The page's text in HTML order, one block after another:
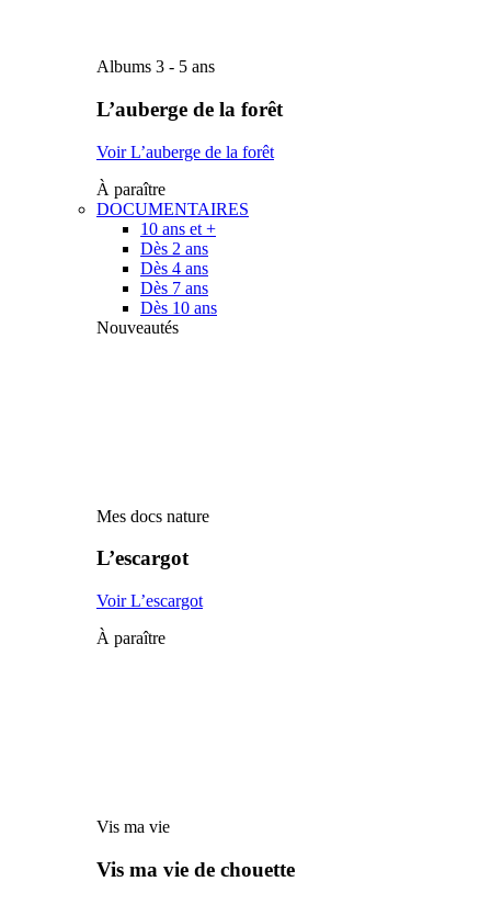
Albums 3 - 5 ans
L’auberge de la forêt
Voir L’auberge de la forêt
À paraître
DOCUMENTAIRES
10 ans et +
Dès 2 ans
Dès 4 ans
Dès 7 ans
Dès 10 ans
Nouveautés
Mes docs nature
L’escargot
Voir L’escargot
À paraître
Vis ma vie
Vis ma vie de chouette